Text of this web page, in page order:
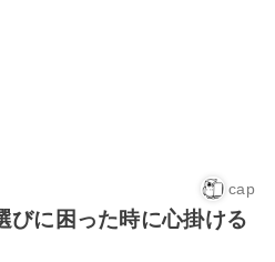
cap
びに困った時に心掛ける